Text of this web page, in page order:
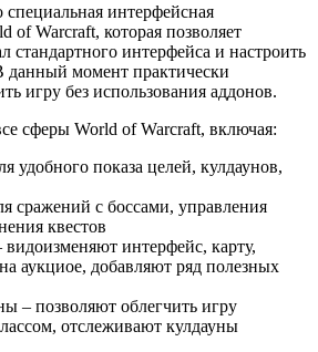
интерфейсная
of Warcraft, которая позволяет
стандартного интерфейса и настроить
момент практически
игру без использования аддонов.
сферы World of Warcraft, включая:
удобного показа целей, кулдаунов,
сражений с боссами, управления
квестов
интерфейс, карту,
аукциое, добавляют ряд полезных
– позволяют облегчить игру
отслеживают кулдауны